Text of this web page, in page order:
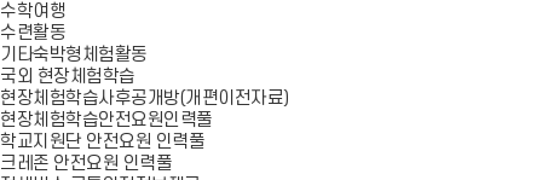
수학여행
수련활동
기타숙박형체험활동
국외 현장체험학습
현장체험학습사후공개방(개편이전자료)
현장체험학습안전요원인력풀
학교지원단 안전요원 인력풀
크레존 안전요원 인력풀